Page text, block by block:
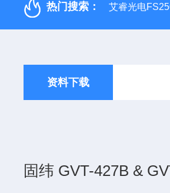
热门搜索： 艾睿光电
资料下载
固纬 GVT-427B &